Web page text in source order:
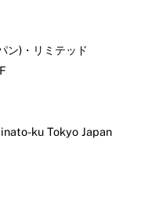
ン)・リミテッド
ku Tokyo Japan